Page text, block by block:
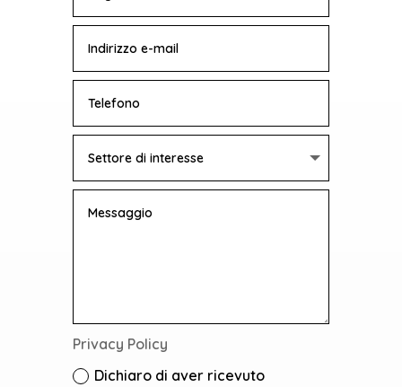
Privacy Policy
Dichiaro di aver ricevuto